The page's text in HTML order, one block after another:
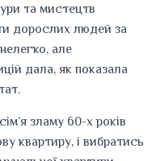
та мистецтв
дорослих людей за
але
дала, як показала
зламу 60-х років
квартиру, і вибратись